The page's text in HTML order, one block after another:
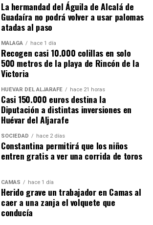
La hermandad del Águila de Alcalá de
Guadaíra no podrá volver a usar palomas
atadas al paso
MÁLAGA hace 1 día
Recogen casi 10.000 colillas en solo
500 metros de la playa de Rincón de la
Victoria
HUÉVAR DEL ALJARAFE hace 21 horas
Casi 150.000 euros destina la
Diputación a distintas inversiones en
Huévar del Aljarafe
SOCIEDAD hace 2 días
Constantina permitirá que los niños
entren gratis a ver una corrida de toros
CAMAS hace 1 día
Herido grave un trabajador en Camas al
caer a una zanja el volquete que
conducía